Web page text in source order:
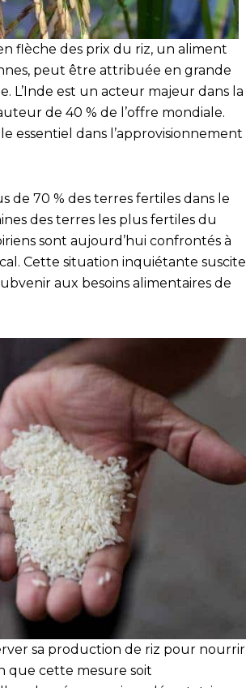
flèche des prix du riz, un aliment
peut être attribuée en grande
L’Inde est un acteur majeur dans la
de 40 % de l’offre mondiale.
essentiel dans l’approvisionnement
de 70 % des terres fertiles dans le
des terres les plus fertiles du
sont aujourd’hui confrontés à
Cette situation inquiétante suscite
aux besoins alimentaires de
sa production de riz pour nourrir
que cette mesure soit